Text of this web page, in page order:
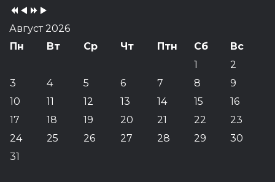
Август 2026
Пн
Вт Ср Чт Птн Сб
Вс
1
2
3
4 5 6 7 8
9
10
11 12 13 14 15
16
17
18 19 20 21 22
23
24
25 26 27 28 29
30
31